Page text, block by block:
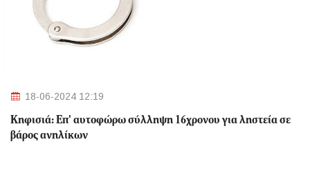
18-06-2024 12:19
Κηφισιά: Eπ' αυτοφώρω σύλληψη 16χρονου για ληστεία σε
βάρος ανηλίκων